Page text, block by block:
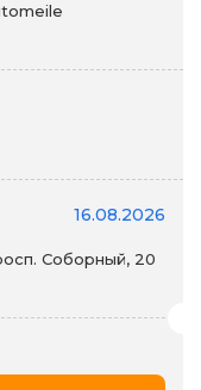
16.08.2026
Соборный, 20